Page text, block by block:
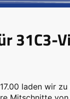
31C3-
laden wir zu